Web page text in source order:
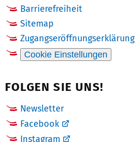
Barrierefreiheit
Sitemap
Zugangseröffnungserklärung
Cookie Einstellungen
FOLGEN SIE UNS!
Newsletter
Facebook
Instagram